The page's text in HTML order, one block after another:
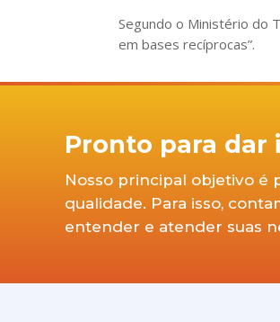
Segundo o Ministério do
em bases recíprocas”.
Pronto para dar
Nosso principal objetivo é
qualidade. Para isso,
entender e atender suas